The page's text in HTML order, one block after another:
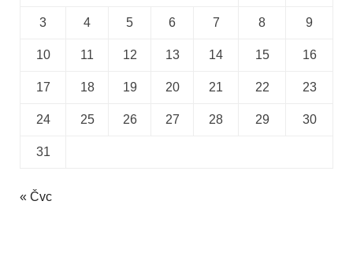
3 4 5 6 7 8 9
10 11 12 13 14 15 16
17 18 19 20 21 22 23
24 25 26 27 28 29 30
31
« Čvc